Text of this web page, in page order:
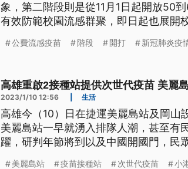
象，第二階段則是從11月1日起開放50
有效防範校園流感群聚，即日起也展開
公費流感疫苗 階段 開打 新冠肺炎疫
高雄重啟2接種站提供次世代疫苗 美麗
2023/1/10 12:56 生活
高雄今（10）日在捷運美麗島站及岡山
美麗島站一早就湧入排隊人潮，甚至有
躍，研判年節將到以及中國開國門，民
美麗島站 疫苗接種站 次世代疫苗 小